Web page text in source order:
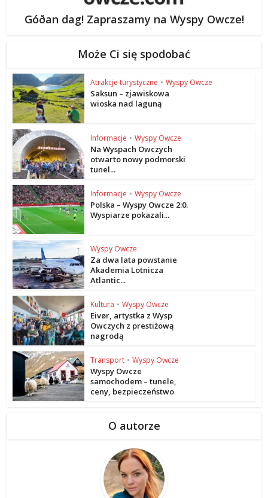
Góðan dag! Zapraszamy na Wyspy Owcze!
Może Ci się spodobać
Atrakcje turystyczne • Wyspy Owcze
Saksun – zjawiskowa
wioska nad laguną
Informacje • Wyspy Owcze
Na Wyspach Owczych
otwarto nowy podmorski
tunel...
Informacje • Wyspy Owcze
Polska – Wyspy Owcze 2:0.
Wyspiarze pokazali...
Wyspy Owcze
Za dwa lata powstanie
Akademia Lotnicza
Atlantic...
Kultura • Wyspy Owcze
Eivør, artystka z Wysp
Owczych z prestiżową
nagrodą
Transport • Wyspy Owcze
Wyspy Owcze
samochodem – tunele,
ceny, bezpieczeństwo
O autorze